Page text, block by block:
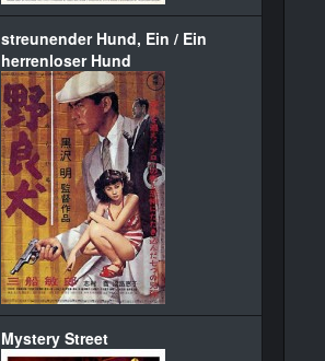
streunender Hund, Ein / Ein
herrenloser Hund
Mystery Street